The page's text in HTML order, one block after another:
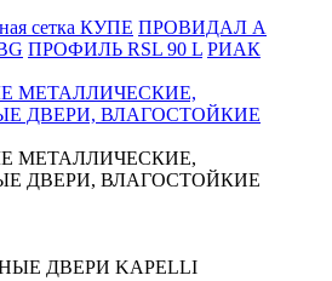
сетка КУПЕ ПРОВИДАЛ А
ПРОФИЛЬ RSL 90 L РИАК
МЕТАЛЛИЧЕСКИЕ,
ДВЕРИ, ВЛАГОСТОЙКИЕ
МЕТАЛЛИЧЕСКИЕ,
ДВЕРИ, ВЛАГОСТОЙКИЕ